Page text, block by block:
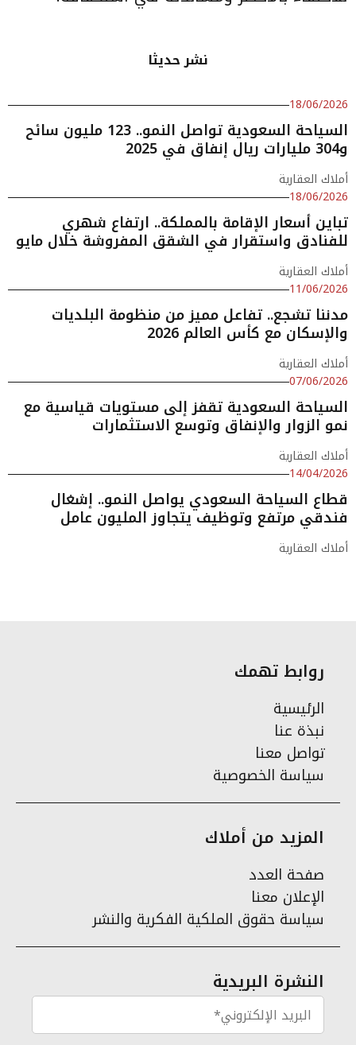
نشر حديثا
18/06/2026
السياحة السعودية تواصل النمو.. 123 مليون سائح
و304 مليارات ريال إنفاق في 2025
أملاك العقارية
18/06/2026
تباين أسعار الإقامة بالمملكة.. ارتفاع شهري
للفنادق واستقرار في الشقق المفروشة خلال مايو
أملاك العقارية
11/06/2026
مدننا تشجع.. تفاعل مميز من منظومة البلديات
والإسكان مع كأس العالم 2026
أملاك العقارية
07/06/2026
السياحة السعودية تقفز إلى مستويات قياسية مع
نمو الزوار والإنفاق وتوسع الاستثمارات
أملاك العقارية
14/04/2026
قطاع السياحة السعودي يواصل النمو.. إشغال
فندقي مرتفع وتوظيف يتجاوز المليون عامل
أملاك العقارية
روابط تهمك
الرئيسية
نبذة عنا
تواصل معنا
سياسة الخصوصية
المزيد من أملاك
صفحة العدد
الإعلان معنا
سياسة حقوق الملكية الفكرية والنشر
النشرة البريدية